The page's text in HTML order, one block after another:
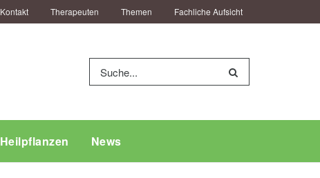
Kontakt Therapeuten Themen Fachliche Aufsicht
Heilpflanzen News